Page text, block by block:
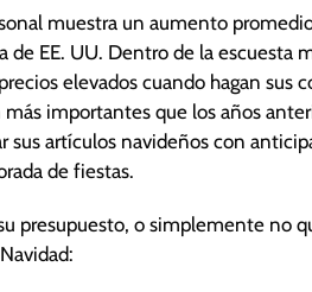
que confirmen su asistencia. A
completar la cena. Se pueden
comida que debe cubrir, es
que asistirán. Evite desperdiciar
muestra un aumento
EE. UU. Dentro de la escuesta
elevados cuando hagan sus
importantes que los años
sus artículos navideños con
de fiestas.
presupuesto, o simplemente no